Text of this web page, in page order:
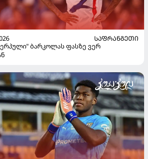
ᲡᲐᲤᲠᲐᲜᲒᲔᲗᲘ
ბარკოლას ფასზე ვერ